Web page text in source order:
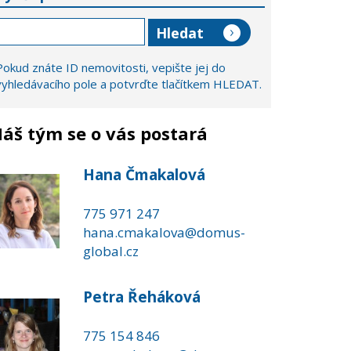
znáte ID nemovitosti, vepište jej do
pole a potvrďte tlačítkem HLEDAT.
tým se o vás postará
Hana Čmakalová
775 971 247
hana.cmakalova@domus-
global.cz
Petra Řeháková
775 154 846